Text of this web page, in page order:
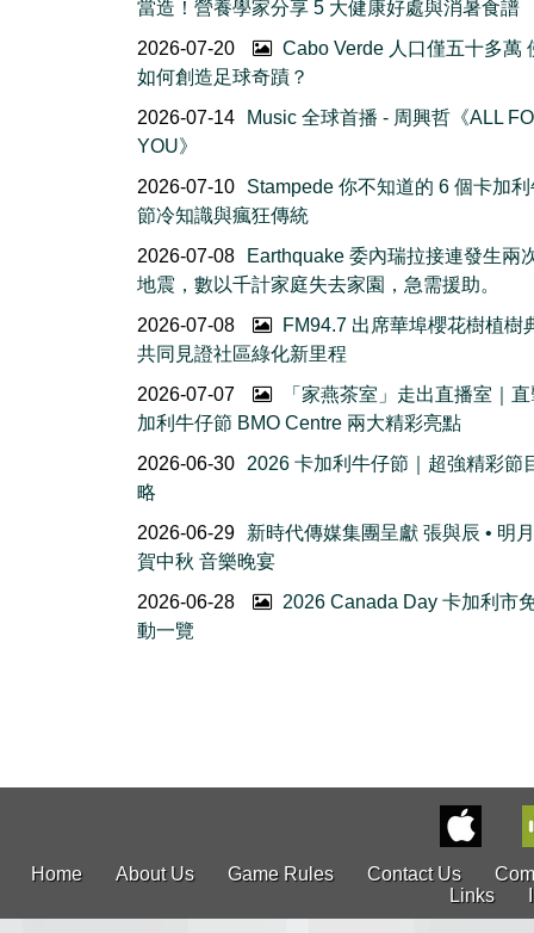
當造！營養學家分享 5 大健康好處與消暑食譜
2026-07-20
Cabo Verde 人口僅五十多萬
如何創造足球奇蹟？
2026-07-14
Music 全球首播 - 周興哲《ALL
YOU》
2026-07-10
Stampede 你不知道的 6 個卡加
節冷知識與瘋狂傳統
2026-07-08
Earthquake 委內瑞拉接連發生兩
地震，數以千計家庭失去家園，急需援助。
2026-07-08
FM94.7 出席華埠櫻花樹植
共同見證社區綠化新里程
2026-07-07
「家燕茶室」走出直播室｜
加利牛仔節 BMO Centre 兩大精彩亮點
2026-06-30
2026 卡加利牛仔節｜超強精彩節
略
2026-06-29
新時代傳媒集團呈獻 張與辰 • 明
賀中秋 音樂晚宴
2026-06-28
2026 Canada Day 卡加利市
動一覽
Home About Us Game Rules Contact Us
Links